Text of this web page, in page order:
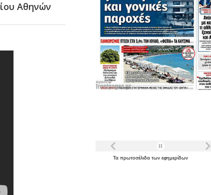
Αθηνών
Τα πρωτοσέλιδα των εφημερίδων